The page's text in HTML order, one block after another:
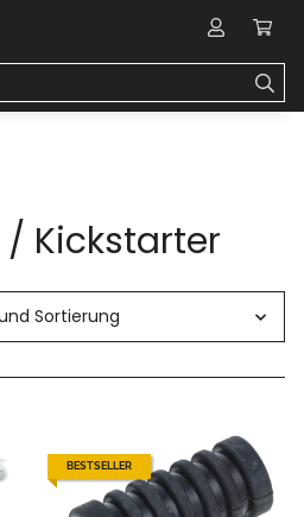
Kickstarter
Sortierung
BESTSELLER